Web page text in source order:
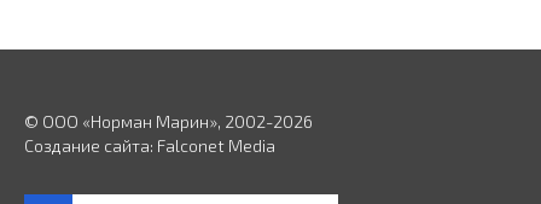
© ООО «Норман Марин», 2002-2026
Создание сайта: Falconet Media